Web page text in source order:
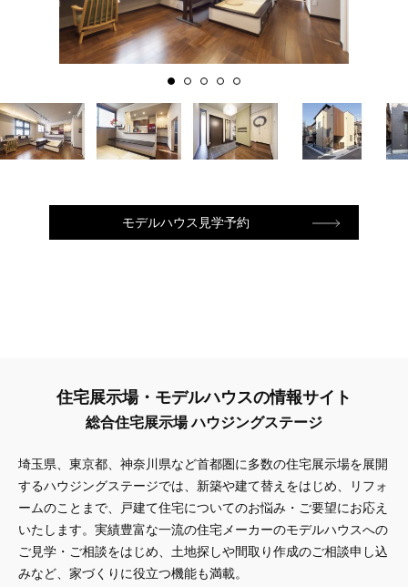
モデルハウス見学予約
住宅展示場・モデルハウスの情報サイト
総合住宅展示場 ハウジングステージ
埼玉県、東京都、神奈川県など首都圏に多数の住宅展示場を展開
するハウジングステージでは、新築や建て替えをはじめ、リフォ
ームのことまで、戸建て住宅についてのお悩み・ご要望にお応え
いたします。実績豊富な一流の住宅メーカーのモデルハウスへの
ご見学・ご相談をはじめ、土地探しや間取り作成のご相談申し込
みなど、家づくりに役立つ機能も満載。